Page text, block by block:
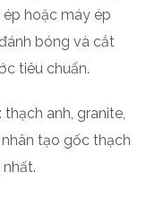
hoặc máy ép
bóng và cắt
tiêu chuẩn.
anh, granite,
tạo gốc thạch